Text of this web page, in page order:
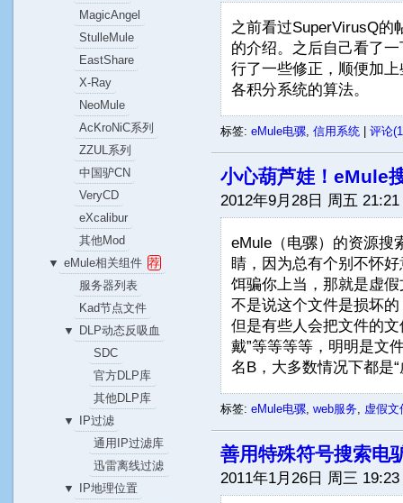
之前看过SuperVirusQ的
的介绍。之后自己看了
行了一些修正，顺便加
各积分系统的算法。
标签:eMule电骡 ,信用系统 评论
小心葫芦娃！eMule
2012年9月28日 周五 21:21
eMule（电骡）的资源搜
睛，因为总有个别不怀
饵骗你上当，那就是虚
不是说这个文件是损坏
但是有些人会把文件的文
戴”等等等等，明明是文
名B，大多数情况下都是
标签:eMule电骡 ,web服务 虚假文
善用特殊符号搜索电
2011年1月26日 周三 19:23
MagicAngel
StulleMule
EastShare
X-Ray
NeoMule
AcKroNiC系列
ZZUL系列
中国驴CN
VeryCD
eXcalibur
其他Mod
▼ eMule相关组件 荐
服务器列表
Kad节点文件
▼
DLP动态反吸血
SDC
官方DLP库
其他DLP库
▼
IP过滤
通用IP过滤库
迅雷离线过滤
▼
IP地理位置